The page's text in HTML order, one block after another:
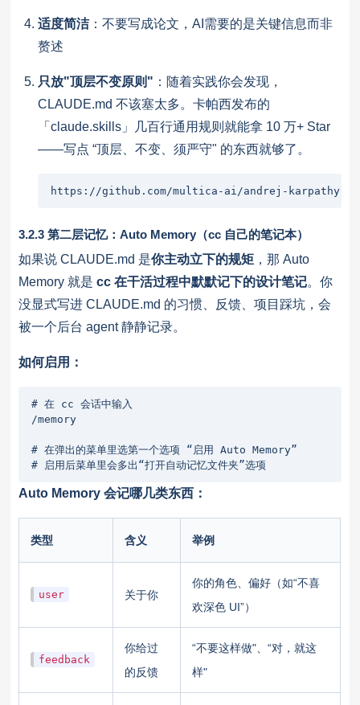
适度简洁：不要写成论文，AI需要的是关键信息而非
赘述
只放"顶层不变原则" ：随着实践你会发现，
CLAUDE.md 不该塞太多。卡帕西发布的
「claude.skills」几百行通用规则就能拿 10 万+ Star
——写点 “顶层、不变、须严守" 的东西就够了。
https://github.com/multica-ai/andrej-karpathy-
3.2.3 第二层记忆：Auto Memory（cc 自己的笔记本）
如果说 CLAUDE.md 是你主动立下的规矩 ，那 Auto
Memory 就是cc 在干活过程中默默记下的设计笔记。你
没显式写进 CLAUDE.md 的习惯、反馈、项目踩坑，会
被一个后台 agent 静静记录。
如何启用：
# 在 cc 会话中输入
/memory
# 在弹出的菜单里选第一个选项 “启用 Auto Memory”
# 启用后菜单里会多出“打开自动记忆文件夹”选项
Auto Memory 会记哪几类东西：
类型 含义 举例
user 关于你
你的角色、偏好（如“不喜
欢深色 UI”）
feedback
你给过
的反馈
“不要这样做"、“对，就这
样"